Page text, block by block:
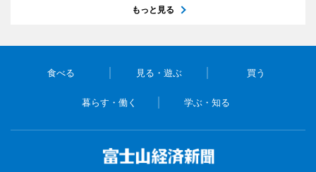
もっと見る
食べる 見る・遊ぶ 買う
暮らす・働く 学ぶ・知る